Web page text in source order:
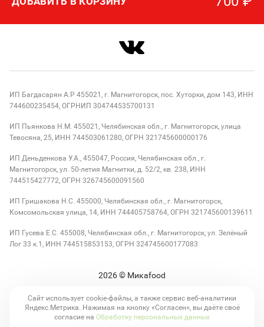
Сайт использует cookie-файлы, а также сервис веб-аналитики
Яндекс.Метрика. Нажимая на кнопку «Согласен», вы даёте своё
согласие на Обработку персональных данных
ИП Багдасарян А.Р 455021, г. Магнитогорск, пос. Хуторки, дом 143, ИНН
744600235454, ОГРНИП 304744535700131
ИП Пьянкова Н.М. 455021, Челябинская обл., г. Магнитогорск, улица
Тевосяна, 25, ИНН 744503061280, ОГРН 321745600000176
ИП Деньденкова У.А., 455047, Россия, Челябинская обл., г.
Магнитогорск, ул. 50-летия Магнитки, д. 52/2, кв. 238, ИНН
744515427772, ОГРН 326745600091560
ИП Гришакова Н.С. 455000, Челябинская обл., г. Магнитогорск,
Комсомольская улица, 14, ИНН 744405758764, ОГРН 321745600139611
ИП Гусева Е.С. 455008, Челябинская обл., г. Магнитогорск, ул. Зелёный
Лог 33 к.1, ИНН 744515853153, ОГРН 324745600177083
2026© Микаfood
Согласие на обработку персональных данных